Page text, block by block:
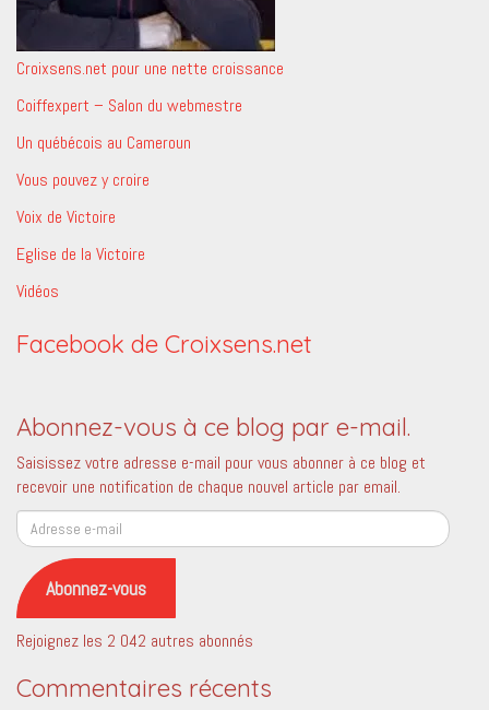
Croixsens.net pour une nette croissance
Coiffexpert – Salon du webmestre
Un québécois au Cameroun
Vous pouvez y croire
Voix de Victoire
Eglise de la Victoire
Vidéos
Facebook de Croixsens.net
Abonnez-vous à ce blog par e-mail.
Saisissez votre adresse e-mail pour vous abonner à ce blog et
recevoir une notification de chaque nouvel article par email.
Adresse
e-
mail
Abonnez-vous
Rejoignez les 2 042 autres abonnés
Commentaires récents